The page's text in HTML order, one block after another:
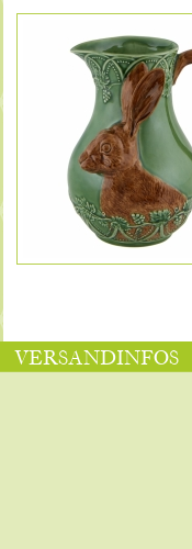
VERSANDINFOS